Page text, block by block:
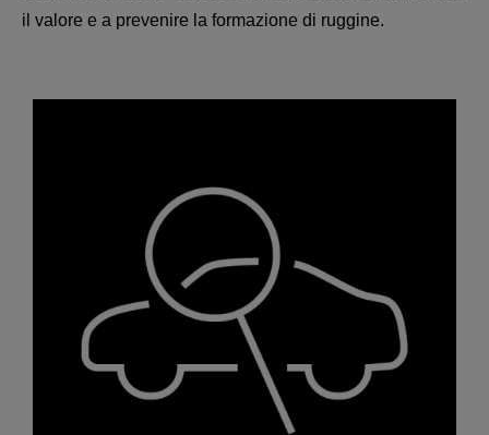
il valore e a prevenire la formazione di ruggine.